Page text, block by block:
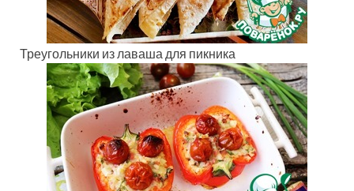
Треугольники из лаваша для пикника